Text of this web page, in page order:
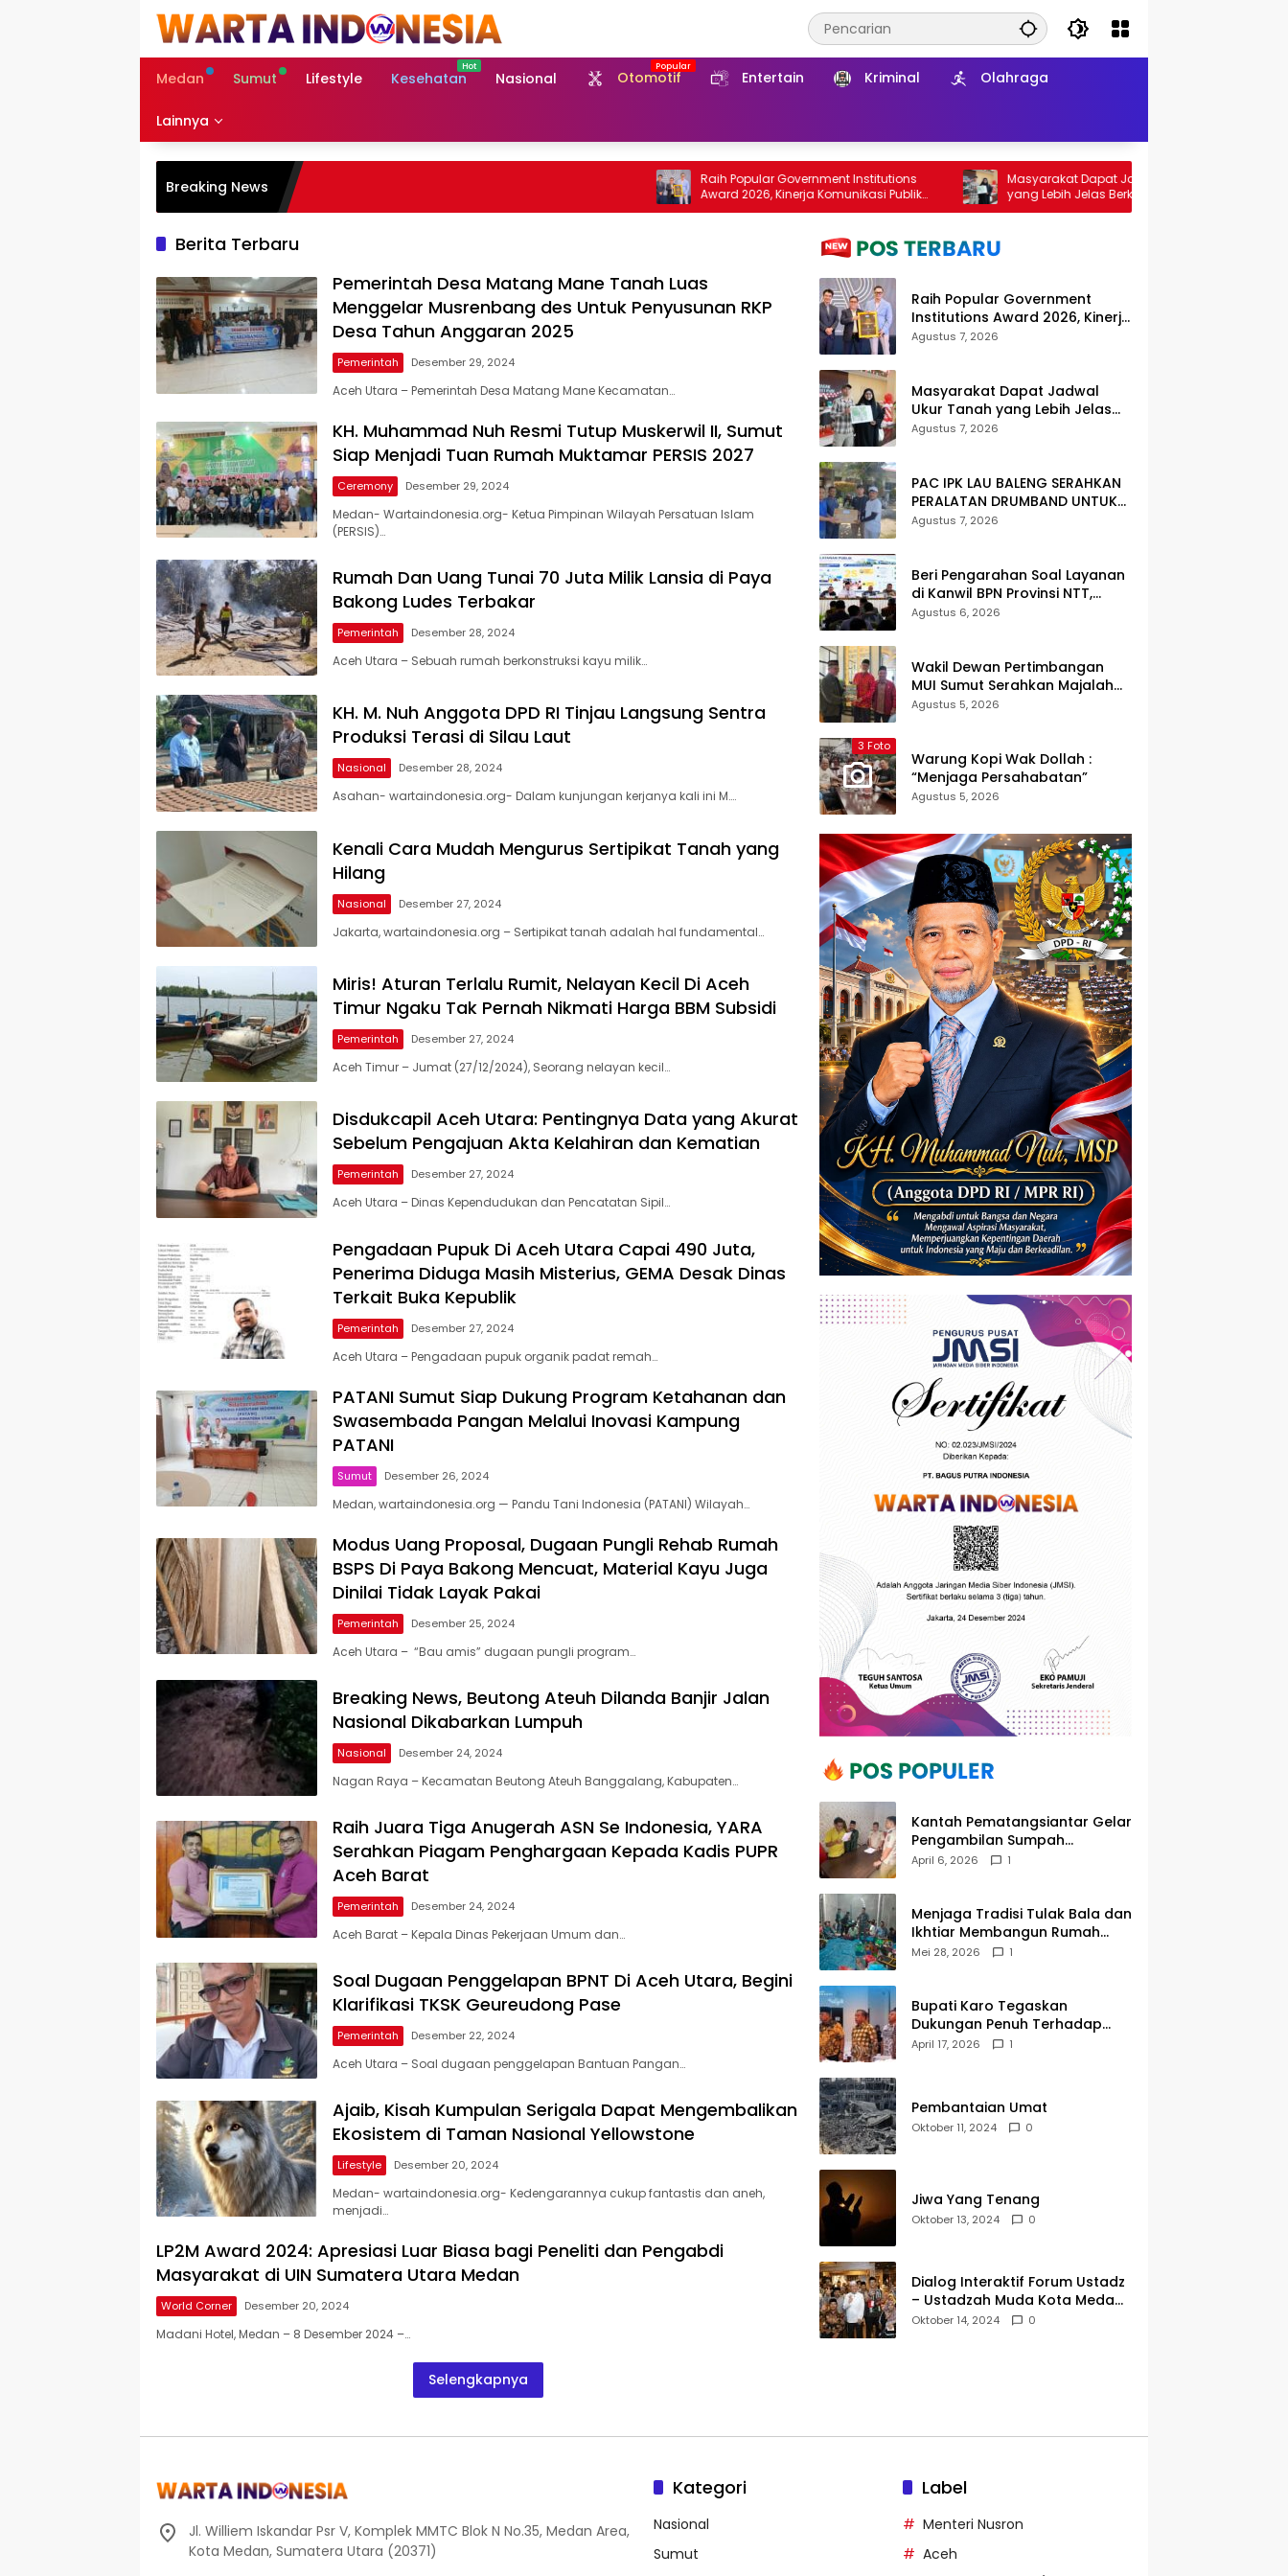
Medan
Sumut Lifestyle Kesehatan Nasional Otomotif Entertain Kriminal Olahraga
Lainnya
Breaking News
Raih Popular Government Institutions
Award 2026, Kinerja Komunikasi Publik
Kementerian ATR/BPN Kembali Diakui
Masyarakat Dapat Jadwal Ukur Tanah
yang Lebih Jelas Berkat Layanan
Pengukuran Terjadwal
Berita Terbaru
Pemerintah Desa Matang Mane Tanah Luas
Menggelar Musrenbang des Untuk Penyusunan RKP
Desa Tahun Anggaran 2025
Pemerintah Desember 29, 2024
Aceh Utara – Pemerintah Desa Matang Mane Kecamatan…
KH. Muhammad Nuh Resmi Tutup Muskerwil II, Sumut
Siap Menjadi Tuan Rumah Muktamar PERSIS 2027
Ceremony Desember 29, 2024
Medan- Wartaindonesia.org- Ketua Pimpinan Wilayah Persatuan Islam
(PERSIS)…
Rumah Dan Uang Tunai 70 Juta Milik Lansia di Paya
Bakong Ludes Terbakar
Pemerintah Desember 28, 2024
Aceh Utara – Sebuah rumah berkonstruksi kayu milik…
Warta
Indonesia
KH. M. Nuh Anggota DPD RI Tinjau Langsung Sentra
Produksi Terasi di Silau Laut
Nasional Desember 28, 2024
Asahan- wartaindonesia.org- Dalam kunjungan kerjanya kali ini M….
Kenali Cara Mudah Mengurus Sertipikat Tanah yang
Hilang
Nasional Desember 27, 2024
Jakarta, wartaindonesia.org – Sertipikat tanah adalah hal fundamental…
Miris! Aturan Terlalu Rumit, Nelayan Kecil Di Aceh
Timur Ngaku Tak Pernah Nikmati Harga BBM Subsidi
Pemerintah Desember 27, 2024
Aceh Timur – Jumat (27/12/2024), Seorang nelayan kecil…
Disdukcapil Aceh Utara: Pentingnya Data yang Akurat
Sebelum Pengajuan Akta Kelahiran dan Kematian
Pemerintah Desember 27, 2024
Aceh Utara – Dinas Kependudukan dan Pencatatan Sipil…
Pengadaan Pupuk Di Aceh Utara Capai 490 Juta,
Penerima Diduga Masih Misterius, GEMA Desak Dinas
Terkait Buka Kepublik
Pemerintah Desember 27, 2024
Aceh Utara – Pengadaan pupuk organik padat remah…
PATANI Sumut Siap Dukung Program Ketahanan dan
Swasembada Pangan Melalui Inovasi Kampung
PATANI
Sumut Desember 26, 2024
Medan, wartaindonesia.org — Pandu Tani Indonesia (PATANI) Wilayah…
Modus Uang Proposal, Dugaan Pungli Rehab Rumah
BSPS Di Paya Bakong Mencuat, Material Kayu Juga
Dinilai Tidak Layak Pakai
Pemerintah Desember 25, 2024
Aceh Utara – “Bau amis” dugaan pungli program…
Breaking News, Beutong Ateuh Dilanda Banjir Jalan
Nasional Dikabarkan Lumpuh
Nasional Desember 24, 2024
Nagan Raya – Kecamatan Beutong Ateuh Banggalang, Kabupaten…
Raih Juara Tiga Anugerah ASN Se Indonesia, YARA
Serahkan Piagam Penghargaan Kepada Kadis PUPR
Aceh Barat
Pemerintah Desember 24, 2024
Aceh Barat – Kepala Dinas Pekerjaan Umum dan…
Soal Dugaan Penggelapan BPNT Di Aceh Utara, Begini
Klarifikasi TKSK Geureudong Pase
Pemerintah Desember 22, 2024
Aceh Utara – Soal dugaan penggelapan Bantuan Pangan…
Ajaib, Kisah Kumpulan Serigala Dapat Mengembalikan
Ekosistem di Taman Nasional Yellowstone
Lifestyle Desember 20, 2024
Medan- wartaindonesia.org- Kedengarannya cukup fantastis dan aneh,
menjadi…
LP2M Award 2024: Apresiasi Luar Biasa bagi Peneliti dan Pengabdi
Masyarakat di UIN Sumatera Utara Medan
World Corner Desember 20, 2024
Madani Hotel, Medan – 8 Desember 2024 –…
Selengkapnya
Raih Popular Government
Institutions Award 2026, Kinerja
Komunikasi Publik Kementerian
Agustus 7, 2026
Masyarakat Dapat Jadwal
Ukur Tanah yang Lebih Jelas
Berkat Layanan Pengukuran
Agustus 7, 2026
PAC IPK LAU BALENG SERAHKAN
PERALATAN DRUMBAND UNTUK
SMA NEGERI 1 LAU BALENG
Agustus 7, 2026
Beri Pengarahan Soal Layanan
di Kanwil BPN Provinsi NTT,
Menteri Nusron: Gunakan Sudut
Agustus 6, 2026
Wakil Dewan Pertimbangan
MUI Sumut Serahkan Majalah
Media Ulama ke Wamen dan
Agustus 5, 2026
3 Foto
Warung Kopi Wak Dollah :
“Menjaga Persahabatan”
Agustus 5, 2026
Kantah Pematangsiantar Gelar
Pengambilan Sumpah
Sertipikat Hilang, Perkuat
April 6, 2026 1
Menjaga Tradisi Tulak Bala dan
Ikhtiar Membangun Rumah
Ibadah di Sampean Barat
Mei 28, 2026 1
Bupati Karo Tegaskan
Dukungan Penuh Terhadap
Penertiban Kawasan Hutan
April 17, 2026 1
Pembantaian Umat
Oktober 11, 2024 0
Jiwa Yang Tenang
Oktober 13, 2024 0
Dialog Interaktif Forum Ustadz
– Ustadzah Muda Kota Medan
Bareng H. Hidayatullah
Oktober 14, 2024 0
Jl. Williem Iskandar Psr V, Komplek MMTC Blok N No.35, Medan Area,
Kota Medan, Sumatera Utara (20371)
Kategori
Nasional
Sumut
Label
Menteri Nusron
Aceh